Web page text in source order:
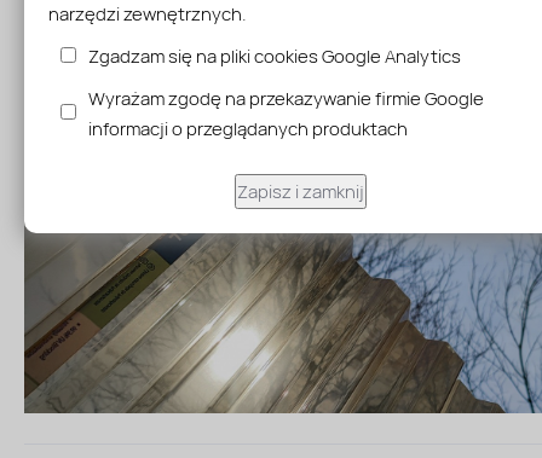
narzędzi zewnętrznych.
Zgadzam się na pliki cookies Google Analytics
Wyrażam zgodę na przekazywanie firmie Google
informacji o przeglądanych produktach
Zapisz i zamknij